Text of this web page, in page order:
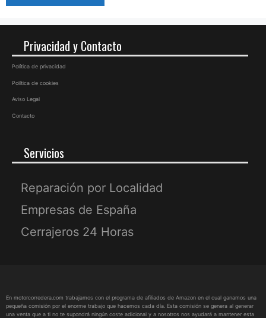
Privacidad y Contacto
Política de privacidad
Política de cookies
Aviso Legal
Contacto
Servicios
Reparación por Localidad
Empresas de España
Cerrajeros 24 Horas
En motorcorredera.com trabajamos con el programa de afiliados de Amazon en el cual ganamos una
pequeña comisión por el enorme trabajo que hacemos cada día. Esta comisión se genera al generar
una venta que a ti no te supondrá ningún coste adicional y a nosotros nos ayudará a mantener esta